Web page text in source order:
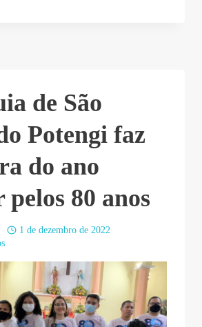
de São
Potengi faz
do ano
80 anos
1 de dezembro de 2022